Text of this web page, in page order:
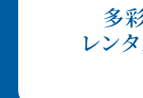
多
レン